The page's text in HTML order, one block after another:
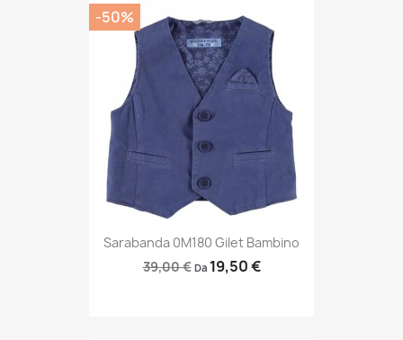
Sarabanda 0M180 Gilet Bambino
39,00 € Da 19,50 €
-50%